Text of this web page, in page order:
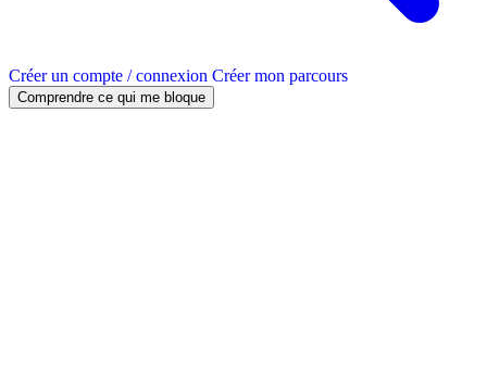
Créer un compte / connexion Créer mon parcours
Comprendre ce qui me bloque